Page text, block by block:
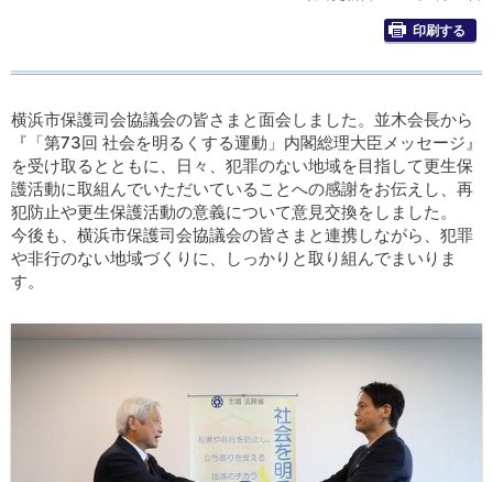
印刷する
横浜市保護司会協議会の皆さまと面会しました。並木会長から
『「第73回 社会を明るくする運動」内閣総理大臣メッセージ』
を受け取るとともに、日々、犯罪のない地域を目指して更生保
護活動に取組んでいただいていることへの感謝をお伝えし、再
犯防止や更生保護活動の意義について意見交換をしました。
今後も、横浜市保護司会協議会の皆さまと連携しながら、犯罪
や非行のない地域づくりに、しっかりと取り組んでまいりま
す。